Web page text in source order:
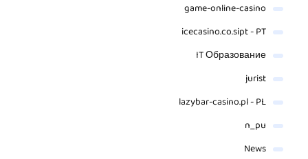
game-online-casino
icecasino.co.sipt - PT
IT Образование
jurist
lazybar-casino.pl - PL
n_pu
News